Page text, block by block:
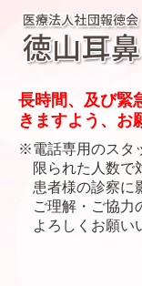
院長紹介
診療のご案内
耳鼻咽喉科に
施設・設備のご
長時間、及び緊
きますよう、お
※電話専用のスタ
限られた人数で
患者様の診察に
ご理解・ご協力
よろしくお願い